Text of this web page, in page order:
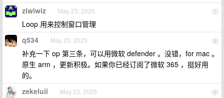
7
ziwiwiz May 23, 2025
Loop 用来控制窗口管理
8
q534 May 23, 2025
补充一下 op 第三条，可以用微软 defender 。没错，for mac 。
原生 arm ，更新积极。如果你已经订阅了微软 365 ，挺好用
的。
9
zekeluii May 23, 2025